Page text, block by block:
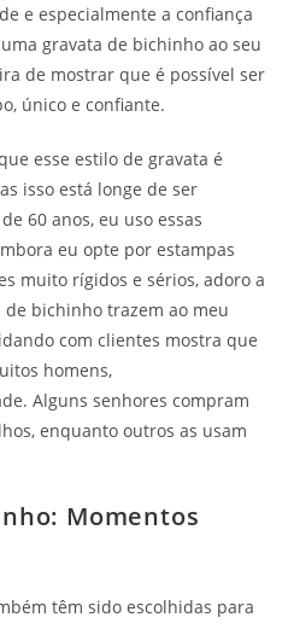
e especialmente a confiança
gravata de bichinho ao seu
de mostrar que é possível ser
único e confiante.
esse estilo de gravata é
isso está longe de ser
60 anos, eu uso essas
eu opte por estampas
muito rígidos e sérios, adoro a
bichinho trazem ao meu
com clientes mostra que
homens,
Alguns senhores compram
enquanto outros as usam
Momentos
têm sido escolhidas para